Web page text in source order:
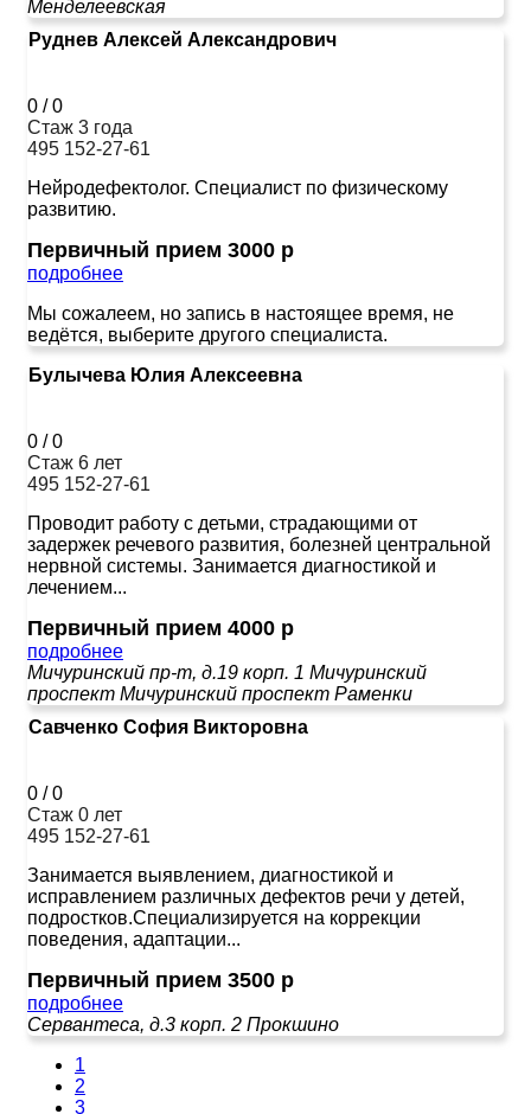
Менделеевская
Руднев Алексей Александрович
0 /0
Стаж 3 года
495 152-27-61
Нейродефектолог. Специалист по физическому
развитию.
Первичный прием 3000 р
подробнее
Мы сожалеем, но запись в настоящее время, не
ведётся, выберите другого специалиста.
Булычева Юлия Алексеевна
0 /0
Стаж 6 лет
495 152-27-61
Проводит работу с детьми, страдающими от
задержек речевого развития, болезней центральной
нервной системы. Занимается диагностикой и
лечением...
Первичный прием 4000 р
подробнее
Мичуринский пр-т, д.19 корп. 1 Мичуринский
проспект Мичуринский проспект Раменки
Савченко София Викторовна
0 /0
Стаж 0 лет
495 152-27-61
Занимается выявлением, диагностикой и
исправлением различных дефектов речи у детей,
подростков.Специализируется на коррекции
поведения, адаптации...
Первичный прием 3500 р
подробнее
Сервантеса, д.3 корп. 2 Прокшино
1
2
3